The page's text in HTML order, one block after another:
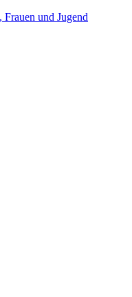
und Jugend